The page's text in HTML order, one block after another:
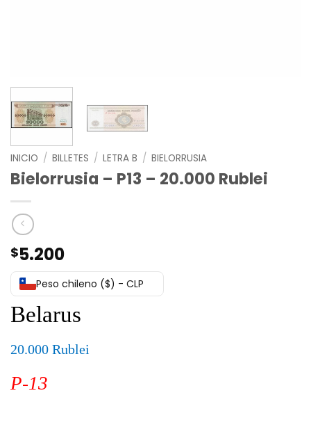
INICIO / BILLETES / LETRA B / BIELORRUSIA
Bielorrusia – P13 – 20.000 Rublei
$5.200
Peso chileno ($) - CLP
Belarus
20.000 Rublei
P-13